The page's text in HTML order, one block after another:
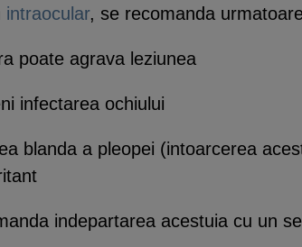
intraocular, se recomanda
poate agrava leziunea
infectarea ochiului
blanda a pleopei (intoarcerea
indepartarea acestuia cu un